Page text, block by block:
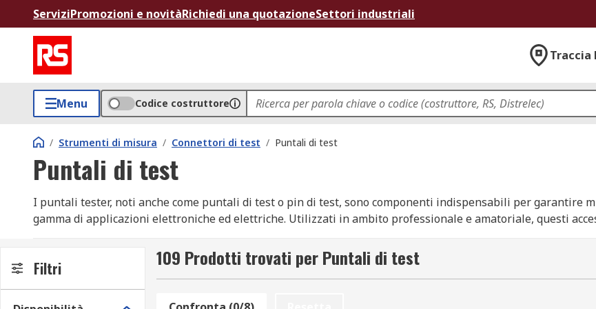
ServiziPromozioni e novitàRichiedi una quotazioneSettori industriali
Traccia
Menu Codice costruttore
/ Strumenti di misura / Connettori di test / Puntali di test
Puntali di test
I puntali tester, noti anche come puntali di test o pin di test, sono componenti indispensabili per garantire
gamma di applicazioni elettroniche ed elettriche. Utilizzati in ambito professionale e amatoriale, questi
rappresentano un elemento fondamentale per chiunque lavori con la strumentazione di misura.
Tipologie in catalogo
Filtri 109 Prodotti trovati per Puntali di test